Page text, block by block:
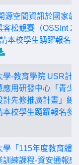
源空間資訊於國家韌
客松競賽（OSSInt
本校學生踴躍報名參
學-教育學院 USR計
應用研發中心「青少
計先修推廣計畫」線
本校學生踴躍報名參
學「115年度教育體
訓練課程-資安通報應